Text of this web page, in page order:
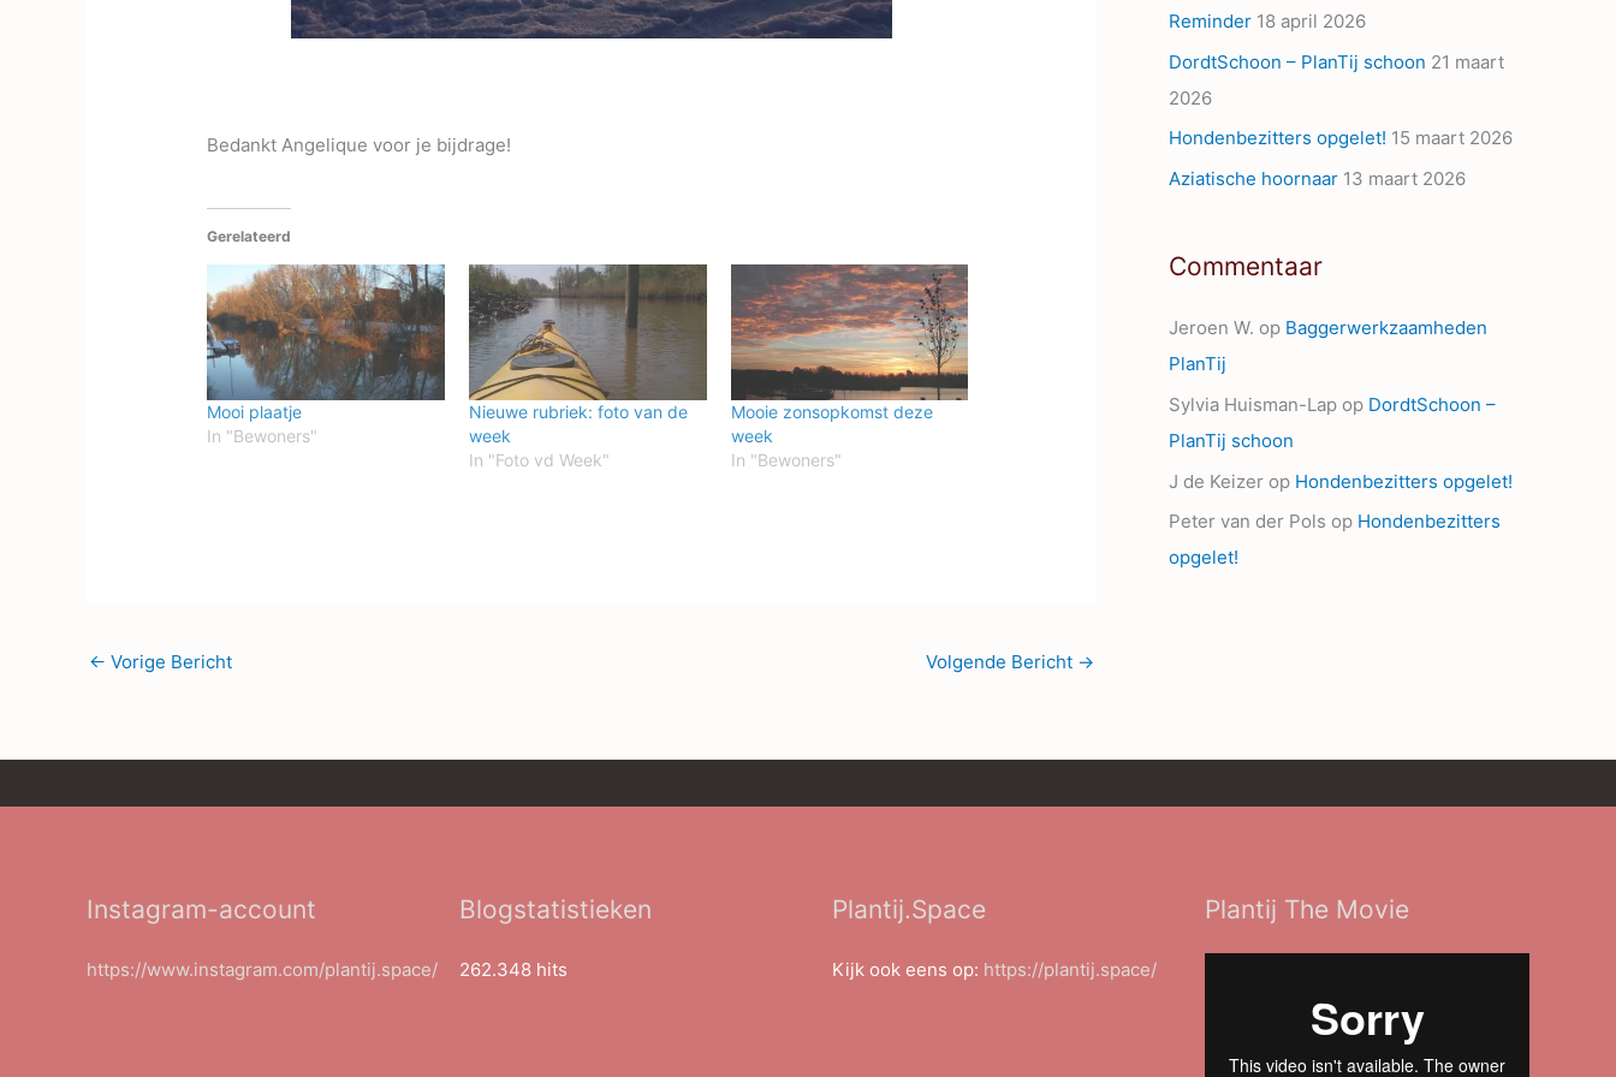
Bedankt Angelique voor je bijdrage!
Gerelateerd
Mooi plaatje
In "Bewoners"
Nieuwe rubriek: foto van de
week
In "Foto vd Week"
Mooie zonsopkomst deze
week
In "Bewoners"
← Vorige Bericht Volgende Bericht →
s
Reminder 18 april 2026
DordtSchoon – PlanTij schoon 21 maart
2026
Hondenbezitters opgelet! 15 maart 2026
Aziatische hoornaar 13 maart 2026
Commentaar
Jeroen W. op Baggerwerkzaamheden
PlanTij
Sylvia Huisman-Lap op DordtSchoon –
PlanTij schoon
J de Keizer op Hondenbezitters opgelet!
Peter van der Pols op Hondenbezitters
opgelet!
Instagram-account
https://www.instagram.com/plantij.space/
Blogstatistieken
262.348 hits
Plantij.Space
Kijk ook eens op: https://plantij.space/
Plantij The Movie